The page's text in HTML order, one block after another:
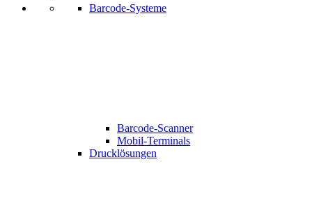
Barcode-Systeme
Barcode-Scanner
Mobil-Terminals
Drucklösungen